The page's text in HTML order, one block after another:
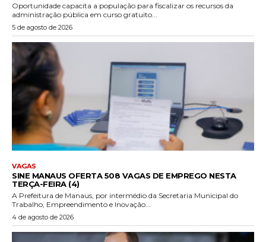
Oportunidade capacita a população para fiscalizar os recursos da
administração pública em curso gratuito...
5 de agosto de 2026
VAGAS
SINE MANAUS OFERTA 508 VAGAS DE EMPREGO NESTA
TERÇA-FEIRA (4)
A Prefeitura de Manaus, por intermédio da Secretaria Municipal do
Trabalho, Empreendimento e Inovação...
4 de agosto de 2026